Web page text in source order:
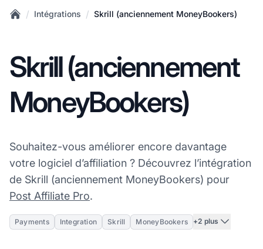
/ Intégrations / Skrill (anciennement MoneyBookers)
Skrill (anciennement
MoneyBookers)
Souhaitez-vous améliorer encore davantage
votre logiciel d’affiliation ? Découvrez l’intégration
de Skrill (anciennement MoneyBookers) pour
Post Affiliate Pro.
Payments Integration Skrill MoneyBookers +2 plus